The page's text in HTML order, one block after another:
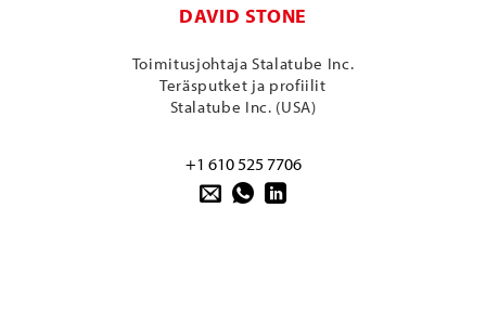
DAVID STONE
Toimitusjohtaja Stalatube Inc.
Teräsputket ja profiilit
Stalatube Inc. (USA)
+1 610 525 7706